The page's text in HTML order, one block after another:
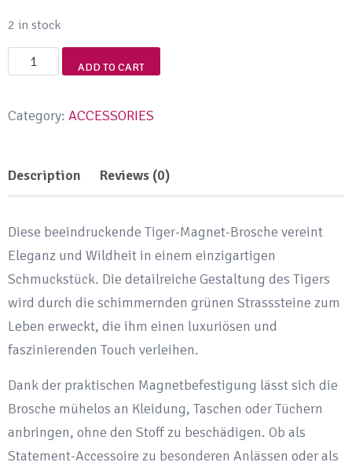
2 in stock
Elegante
Brosche
funkelnden
Strasssteinen
quantity
ADD TO CART
Category: ACCESSORIES
Description Reviews (0)
Diese beeindruckende Tiger-Magnet-Brosche vereint
Eleganz und Wildheit in einem einzigartigen
Schmuckstück. Die detailreiche Gestaltung des Tigers
wird durch die schimmernden grünen Strasssteine zum
Leben erweckt, die ihm einen luxuriösen und
faszinierenden Touch verleihen.
Dank der praktischen Magnetbefestigung lässt sich die
Brosche mühelos an Kleidung, Taschen oder Tüchern
anbringen, ohne den Stoff zu beschädigen. Ob als
Statement-Accessoire zu besonderen Anlässen oder als